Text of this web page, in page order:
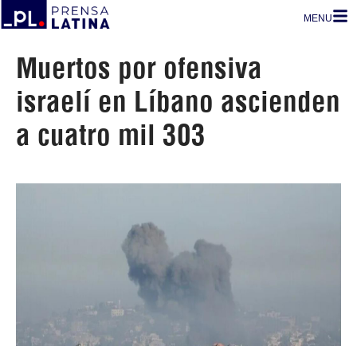
MENU
Muertos por ofensiva
israelí en Líbano ascienden
a cuatro mil 303